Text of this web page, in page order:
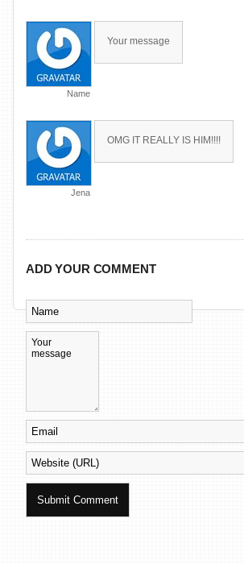
Name
Your message
Jena
OMG IT REALLY IS HIM!!!!
ADD YOUR COMMENT